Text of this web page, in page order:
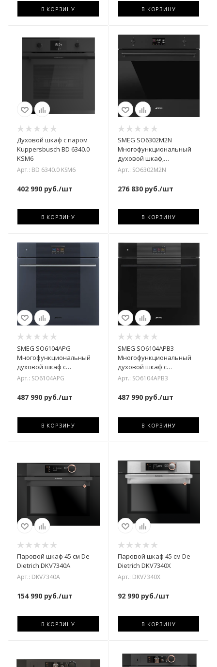
В КОРЗИНУ В КОРЗИНУ
Духовой шкаф с паром
Kuppersbusch BD 6340.0
KSM6
Арт.: BD 6340.0 KSM6
402 990 руб./шт
В КОРЗИНУ
SMEG SO6302M2N
Многофункциональный
духовой шкаф,
комбинированный с
см, 11 фу
Арт.: SO6302M2N
276 830руб./шт
В КОРЗИНУ
SMEG SO6104APG
Многофункциональный
духовой шкаф с
технологией Multitech, 60
Арт.: SO6104APG
487 990 руб./шт
В КОРЗИНУ
SMEG SO6104APB3
Многофункциональный
духовой шкаф с
технологией Multitech, 60
Арт.: SO6104APB3
487 990руб./шт
В КОРЗИНУ
Паровой шкаф 45 см De
Dietrich DKV7340A
Арт.: DKV7340A
154 990 руб./шт
В КОРЗИНУ
Паровой шкаф 45 см De
Dietrich DKV7340X
Арт.: DKV7340X
92 990руб./шт
В КОРЗИНУ